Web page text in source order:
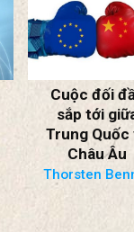
SBTN NHẬN
ĐỊNH THỜI
26/07/2026